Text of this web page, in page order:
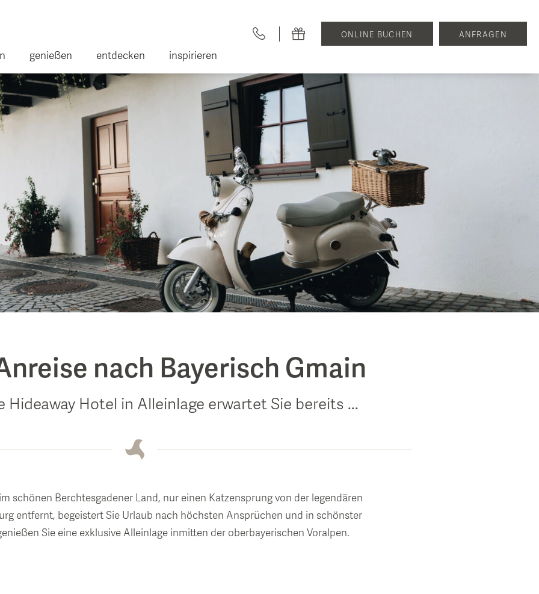
NEWSLETTER FEEDBACK & AWARDS
NEWSLETTER FEEDBACK & AWARDS
NEWSLETTER FEEDBACK & AWARDS
genießen
NEWSLETTER FEEDBACK & AWARDS
entdecken
NEWSLETTER FEEDBACK & AWARDS
inspirieren
NEWSLETTER FEEDBACK & AWARDS
ONLINE BUCHEN ANFRAGEN
nach Bayerisch Gmain
Hideaway Hotel in Alleinlage erwartet Sie bereits ...
schönen Berchtesgadener Land, nur einen Katzensprung von der legendären
entfernt, begeistert Sie Urlaub nach höchsten Ansprüchen und in schönster
Sie eine exklusive Alleinlage inmitten der oberbayerischen Voralpen.